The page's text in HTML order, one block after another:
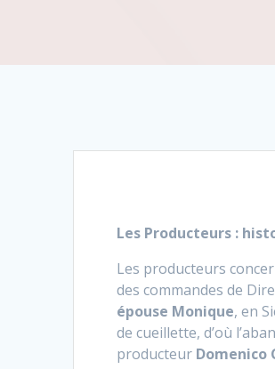
Les Producteurs :
Les producteurs
des commandes de
épouse Monique, en
de cueillette, d’où
producteur Domenico